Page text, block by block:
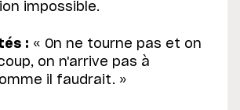
impossible.
: « On ne tourne pas et on
on n'arrive pas à
il faudrait. »